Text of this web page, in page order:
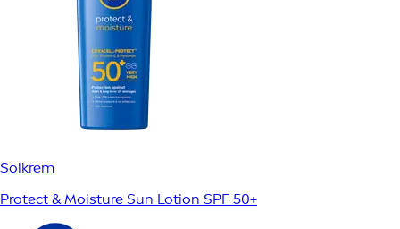
Solkrem
Protect & Moisture Sun Lotion SPF 50+